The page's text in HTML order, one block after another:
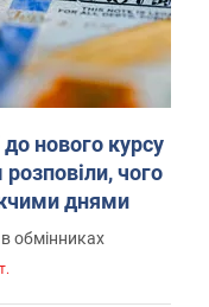
нового курсу
чого
днями
обмінниках